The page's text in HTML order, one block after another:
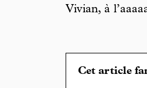
Vivian, à
Cet article